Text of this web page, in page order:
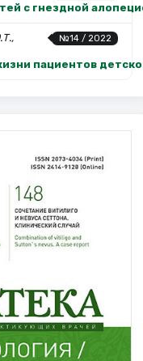
с гнездной
№14 / 2022
пациентов